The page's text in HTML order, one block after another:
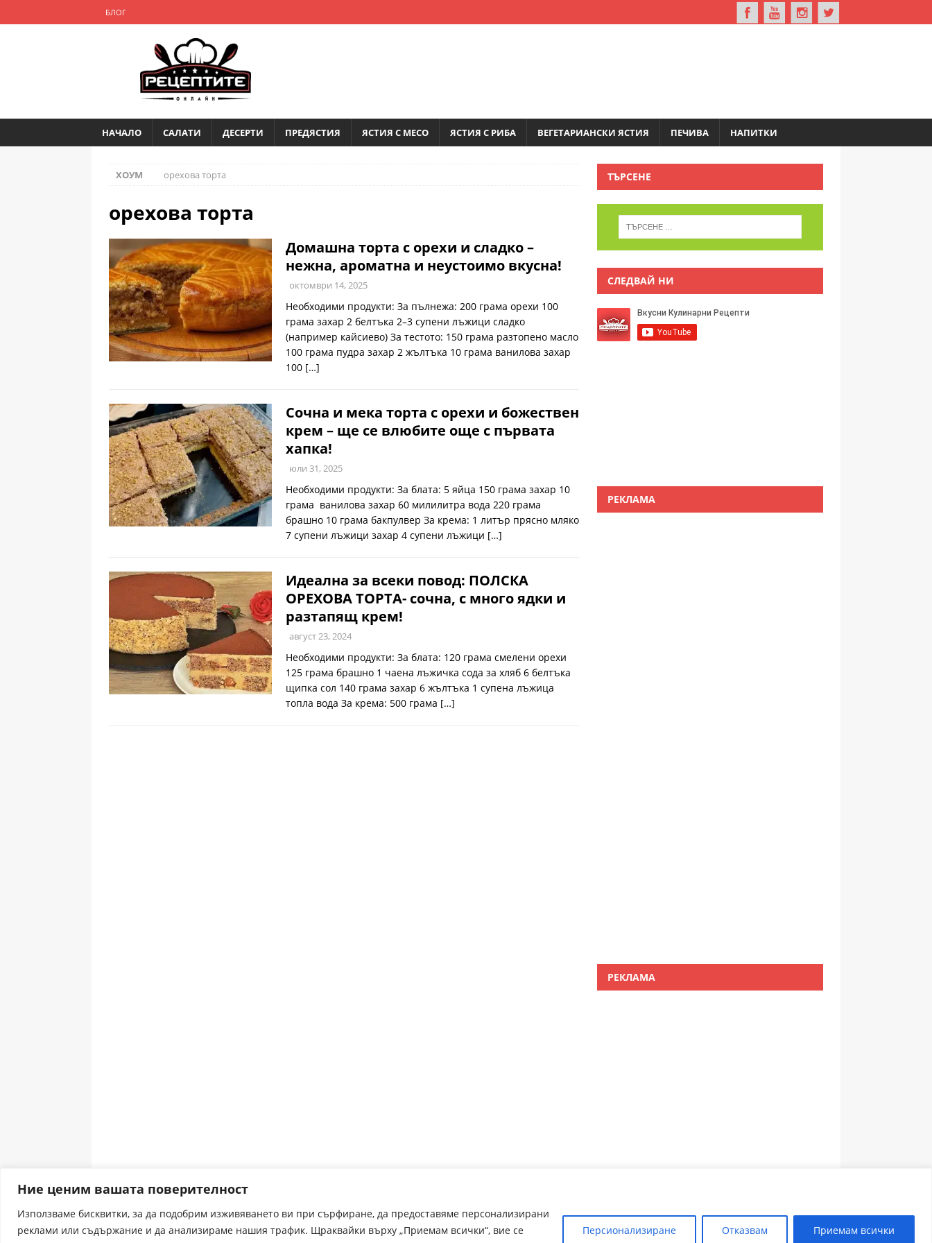
Ние ценим вашата поверителност
Използваме бисквитки, за да подобрим изживяването ви при сърфиране, да предоставяме персонализирани
реклами или съдържание и да анализираме нашия трафик. Щраквайки върху „Приемам всички“, вие се
Персионализиране Отказвам Приемам всички
БЛОГ
НАЧАЛО САЛАТИ ДЕСЕРТИ ПРЕДЯСТИЯ ЯСТИЯ С МЕСО ЯСТИЯ С РИБА ВЕГЕТАРИАНСКИ ЯСТИЯ ПЕЧИВА НАПИТКИ
ХОУМ орехова торта
орехова торта
Домашна торта с орехи и сладко –
нежна, ароматна и неустоимо вкусна!
октомври 14, 2025
Необходими продукти: За пълнежа: 200 грама орехи 100
грама захар 2 белтъка 2–3 супени лъжици сладко
(например кайсиево) За тестото: 150 грама разтопено масло
100 грама пудра захар 2 жълтъка 10 грама ванилова захар
100 […]
Сочна и мека торта с орехи и божествен
крем – ще се влюбите още с първата
хапка!
юли 31, 2025
Необходими продукти: За блата: 5 яйца 150 грама захар 10
грама ванилова захар 60 милилитра вода 220 грама
брашно 10 грама бакпулвер За крема: 1 литър прясно мляко
7 супени лъжици захар 4 супени лъжици […]
Идеална за всеки повод: ПОЛСКА
ОРЕХОВА ТОРТА- сочна, с много ядки и
разтапящ крем!
август 23, 2024
Необходими продукти: За блата: 120 грама смелени орехи
125 грама брашно 1 чаена лъжичка сода за хляб 6 белтъка
щипка сол 140 грама захар 6 жълтъка 1 супена лъжица
топла вода За крема: 500 грама […]
ТЪРСЕНЕ
СЛЕДВАЙ НИ
РЕКЛАМА
РЕКЛАМА
ЗЪБОЛЕКАР ПЛОВДИВ